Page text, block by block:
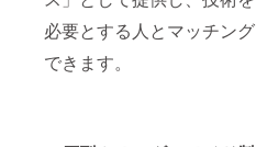
必要とする人とマッチング
できます。